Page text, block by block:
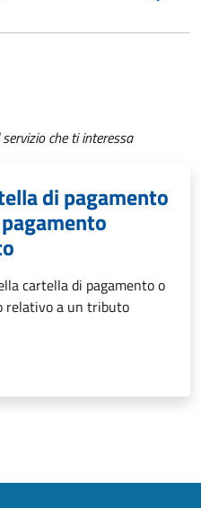
che ti interessa
di pagamento
cartella di pagamento o
relativo a un tributo